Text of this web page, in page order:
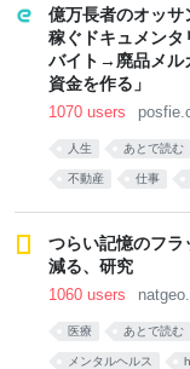
億万長者のオッサ
稼ぐドキュメン
バイト→廃品メル
資金を作る」
1070 users
人生 あとで読む
不動産 仕事
つらい記憶のフラ
減る、研究
1060 users
医療 あとで読む
メンタルヘルス